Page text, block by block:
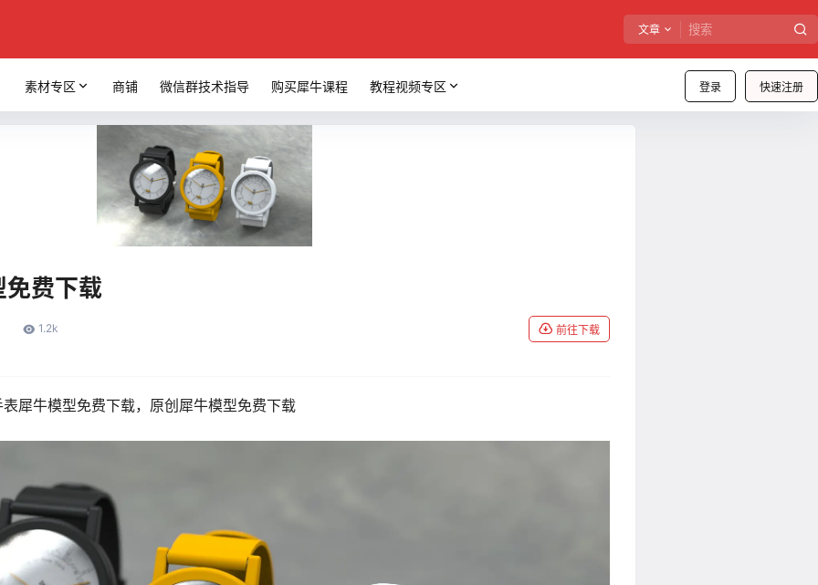
文章
登录 快速注册
素材专区 商铺 微信群技术指导 购买犀牛课程 教程视频专区
费下载
1.2k 前往下载
犀牛模型免费下载，原创犀牛模型免费下载